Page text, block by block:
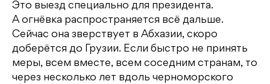
Это выезд специально для президента.
А огнёвка распространяется всё дальше.
Сейчас она зверствует в Абхазии, скоро
доберётся до Грузии. Если быстро не принять
меры, всем вместе, всем соседним странам, то
через несколько лет вдоль черноморского